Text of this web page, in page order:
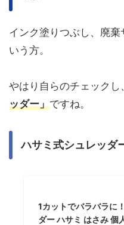
インク塗りつぶし、廃
いう方。
やはり自らのチェック
ッダー」ですね。
ハサミ式シュレッダ
1カットでバラバラに
ダー ハサミ はさみ 個